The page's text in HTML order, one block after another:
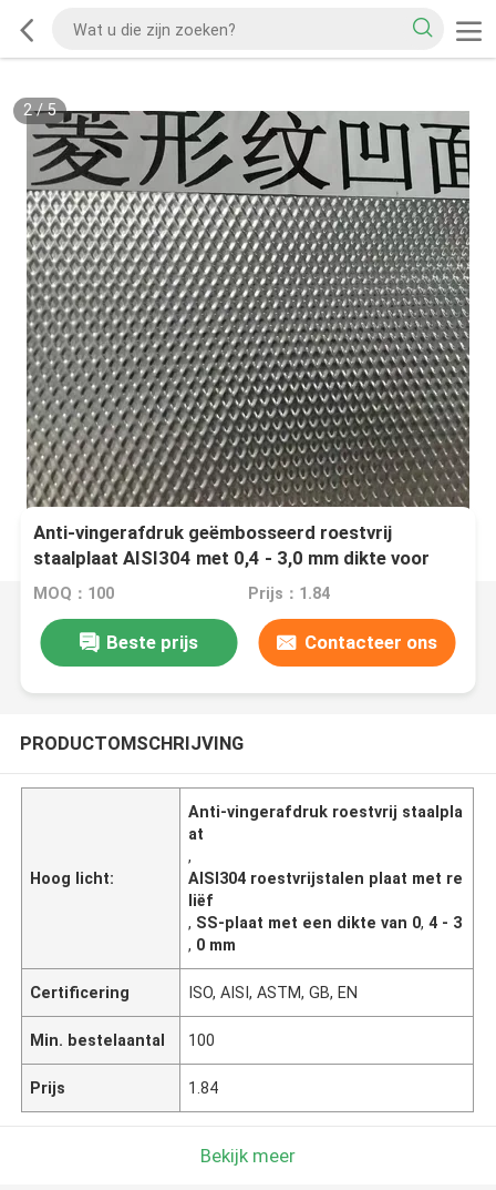
2/5
Anti-vingerafdruk geëmbosseerd roestvrij
staalplaat AISI304 met 0,4 - 3,0 mm dikte voor
architecturale toepassingen
MOQ：100 Prijs：1.84
Beste prijs Contacteer ons
PRODUCTOMSCHRIJVING
Hoog licht:
Anti-vingerafdruk roestvrij staalpla
at
,
AISI304 roestvrijstalen plaat met re
liëf
, SS-plaat met een dikte van 0,4 - 3
, 0 mm
Certificering ISO, AISI, ASTM, GB, EN
Min. bestelaantal 100
Prijs 1.84
Bekijk meer